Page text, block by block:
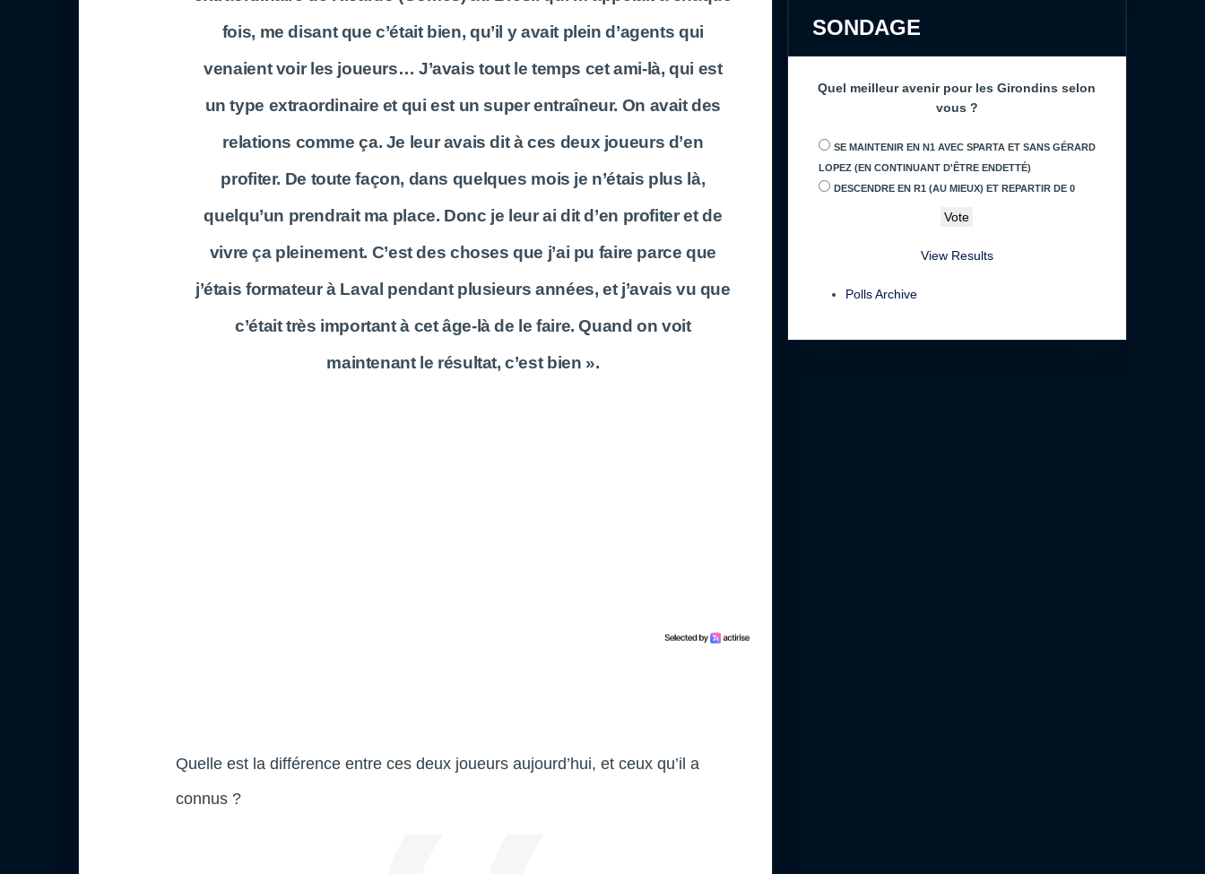
fois, me disant que c’était bien, qu’il y avait plein d’agents qui
venaient voir les joueurs… J’avais tout le temps cet ami-là, qui est
un type extraordinaire et qui est un super entraîneur. On avait des
relations comme ça. Je leur avais dit à ces deux joueurs d’en
profiter. De toute façon, dans quelques mois je n’étais plus là,
quelqu’un prendrait ma place. Donc je leur ai dit d’en profiter et de
vivre ça pleinement. C’est des choses que j’ai pu faire parce que
j’étais formateur à Laval pendant plusieurs années, et j’avais vu que
c’était très important à cet âge-là de le faire. Quand on voit
maintenant le résultat, c’est bien ».
Quelle est la différence entre ces deux joueurs aujourd’hui, et ceux qu’il a
connus ?
SONDAGE
Quel meilleur avenir pour les Girondins selon
vous ?
SE MAINTENIR EN N1 AVEC SPARTA ET SANS GÉRARD
LOPEZ (EN CONTINUANT D'ÊTRE ENDETTÉ)
DESCENDRE EN R1 (AU MIEUX) ET REPARTIR DE 0
View Results
Polls Archive